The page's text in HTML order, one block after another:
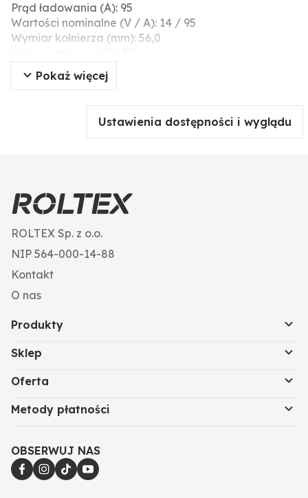
Prąd ładowania (A): 95
Wartości nominalne (V / A): 14 / 95
Wymiar kołnierza (mm): 56,0
Otwór mocujący-Ø / R (mm): 8,2 / 86,0
Typ: B
Ø koła pasowego (mm): -
Szerokość pasa klinowego (mm) / rodzaj: -
Napięcie nominalne (V): 14
Pokaż więcej
Ustawienia dostępności i wyglądu
ROLTEX Sp. z o.o.
NIP 564-000-14-88
Kontakt
O nas
Produkty
Sklep
Oferta
Metody płatności
OBSERWUJ NAS